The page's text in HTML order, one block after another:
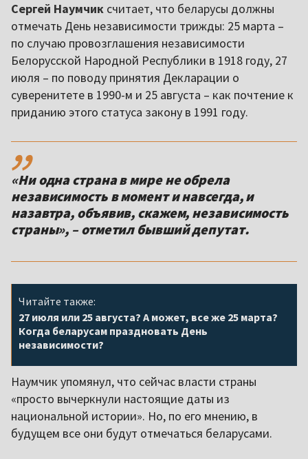
Сергей Наумчик считает, что беларусы должны
отмечать День независимости трижды: 25 марта –
по случаю провозглашения независимости
Белорусской Народной Республики в 1918 году, 27
июля – по поводу принятия Декларации о
суверенитете в 1990-м и 25 августа – как почтение к
приданию этого статуса закону в 1991 году.
,,
«Ни одна страна в мире не обрела
независимость в момент и навсегда, и
назавтра, объявив, скажем, независимость
страны», – отметил бывший депутат.
Читайте также:
27 июля или 25 августа? А может, все же 25 марта?
Когда беларусам праздновать День
независимости?
Наумчик упомянул, что сейчас власти страны
«просто вычеркнули настоящие даты из
национальной истории». Но, по его мнению, в
будущем все они будут отмечаться беларусами.